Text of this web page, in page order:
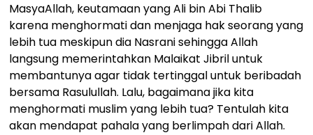
MasyaAllah, keutamaan yang Ali bin Abi Thalib
karena menghormati dan menjaga hak seorang yang
lebih tua meskipun dia Nasrani sehingga Allah
langsung memerintahkan Malaikat Jibril untuk
membantunya agar tidak tertinggal untuk beribadah
bersama Rasulullah. Lalu, bagaimana jika kita
menghormati muslim yang lebih tua? Tentulah kita
akan mendapat pahala yang berlimpah dari Allah.